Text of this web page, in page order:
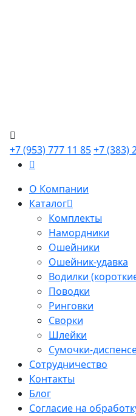
+7 (953) 777 11 85+7 (383)
О Компании
Каталог
Комплекты
Намордники
Ошейники
Ошейник-удавка
Водилки
Поводки
Ринговки
Сворки
Шлейки
Сумочки-
Сотрудничество
Контакты
Блог
Согласие на